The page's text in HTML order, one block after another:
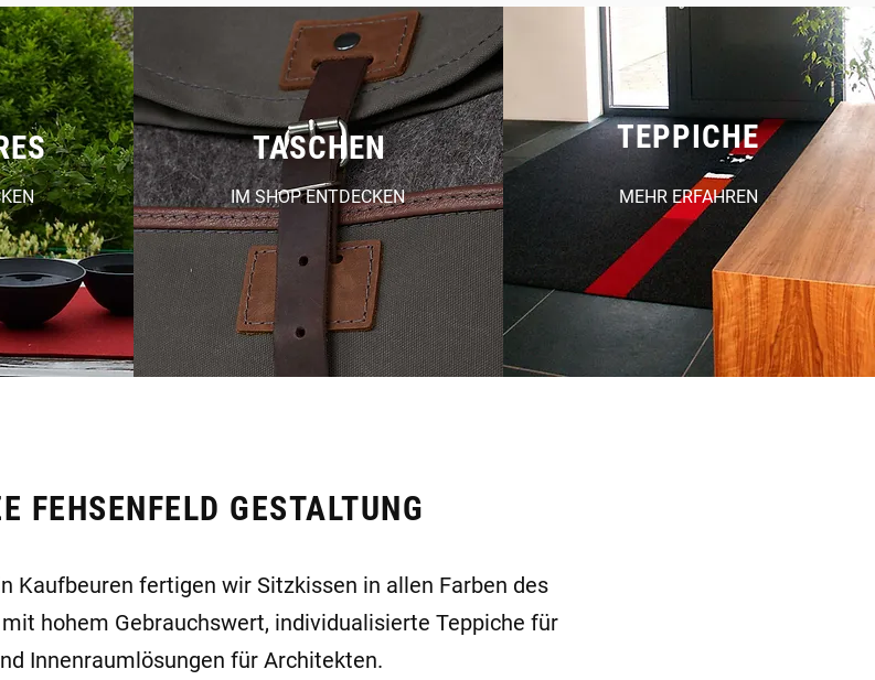
TASCHEN
IM SHOP ENTDECKEN
TEPPICHE
MEHR ERFAHREN
FEHSENFELD GESTALTUNG
Kaufbeuren fertigen wir Sitzkissen in allen Farben des
hohem Gebrauchswert, individualisierte Teppiche für
Innenraumlösungen für Architekten.